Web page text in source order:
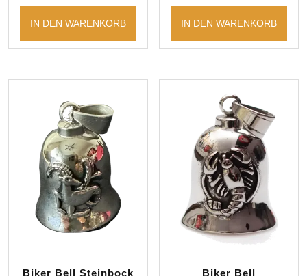
IN DEN WARENKORB IN DEN WARENKORB
Biker Bell Steinbock
Biker Bell